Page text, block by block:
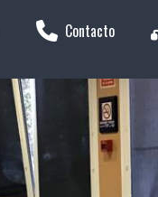
Contacto